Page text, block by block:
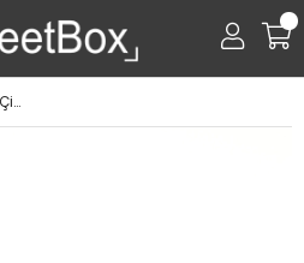
0
Kurutulmuş Çiçekten Küpe